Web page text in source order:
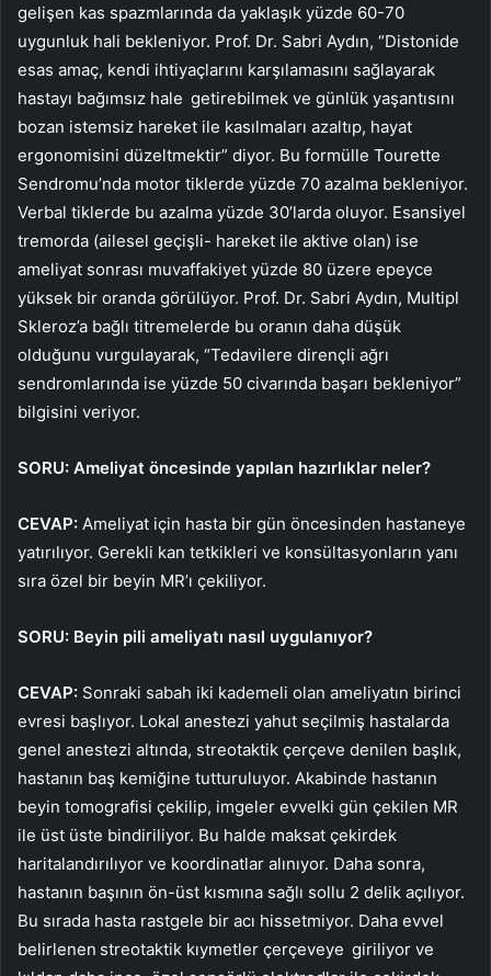
gelişen kas spazmlarında da yaklaşık yüzde 60-70
uygunluk hali bekleniyor. Prof. Dr. Sabri Aydın, “Distonide
esas amaç, kendi ihtiyaçlarını karşılamasını sağlayarak
hastayı bağımsız hale getirebilmek ve günlük yaşantısını
bozan istemsiz hareket ile kasılmaları azaltıp, hayat
ergonomisini düzeltmektir” diyor. Bu formülle Tourette
Sendromu’nda motor tiklerde yüzde 70 azalma bekleniyor.
Verbal tiklerde bu azalma yüzde 30’larda oluyor. Esansiyel
tremorda (ailesel geçişli- hareket ile aktive olan) ise
ameliyat sonrası muvaffakiyet yüzde 80 üzere epeyce
yüksek bir oranda görülüyor. Prof. Dr. Sabri Aydın, Multipl
Skleroz’a bağlı titremelerde bu oranın daha düşük
olduğunu vurgulayarak, “Tedavilere dirençli ağrı
sendromlarında ise yüzde 50 civarında başarı bekleniyor”
bilgisini veriyor.
SORU: Ameliyat öncesinde yapılan hazırlıklar neler?
CEVAP: Ameliyat için hasta bir gün öncesinden hastaneye
yatırılıyor. Gerekli kan tetkikleri ve konsültasyonların yanı
sıra özel bir beyin MR’ı çekiliyor.
SORU: Beyin pili ameliyatı nasıl uygulanıyor?
CEVAP: Sonraki sabah iki kademeli olan ameliyatın birinci
evresi başlıyor. Lokal anestezi yahut seçilmiş hastalarda
genel anestezi altında, streotaktik çerçeve denilen başlık,
hastanın baş kemiğine tutturuluyor. Akabinde hastanın
beyin tomografisi çekilip, imgeler evvelki gün çekilen MR
ile üst üste bindiriliyor. Bu halde maksat çekirdek
haritalandırılıyor ve koordinatlar alınıyor. Daha sonra,
hastanın başının ön-üst kısmına sağlı sollu 2 delik açılıyor.
Bu sırada hasta rastgele bir acı hissetmiyor. Daha evvel
belirlenen streotaktik kıymetler çerçeveye giriliyor ve